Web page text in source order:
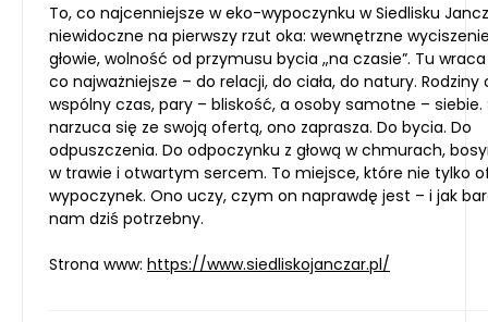
To, co najcenniejsze w eko-wypoczynku w Siedlisku
niewidoczne na pierwszy rzut oka: wewnętrzne
głowie, wolność od przymusu bycia „na czasie”. Tu
co najważniejsze – do relacji, do ciała, do natury. Rodziny
wspólny czas, pary – bliskość, a osoby samotne – siebie.
narzuca się ze swoją ofertą, ono zaprasza. Do bycia. Do
odpuszczenia. Do odpoczynku z głową w chmurach,
w trawie i otwartym sercem. To miejsce, które nie tylko
wypoczynek. Ono uczy, czym on naprawdę jest – i jak
nam dziś potrzebny.
Strona www: https://www.siedliskojanczar.pl/